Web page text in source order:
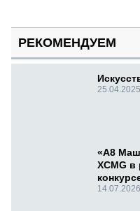
РЕКОМЕНДУЕМ
25.04.2025
«А8
XCMG
14.07.2026